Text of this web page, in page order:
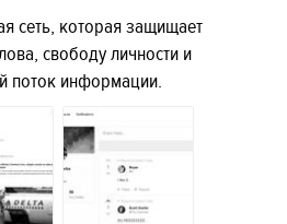
сеть, которая защищает
свободу личности и
поток информации.